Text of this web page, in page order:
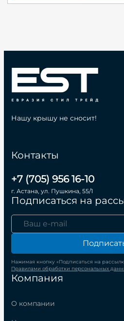
Компания
О компании
Контакты
+7 (705) 956 16-10
г. Астана, ул. Пушкина, 55/1
Подписаться на
Нажимая кнопку «Подписаться на
Правилами обработки персональных
Нашу крышу не сносит!